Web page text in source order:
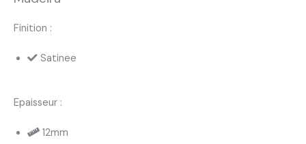
Finition :
Satinee
Epaisseur :
12mm